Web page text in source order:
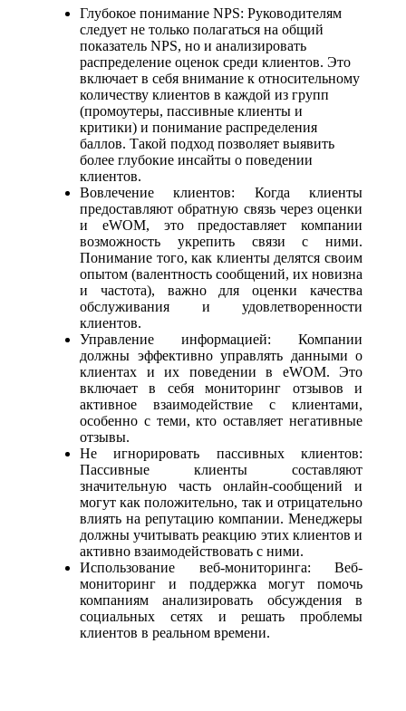
Глубокое понимание NPS: Руководителям
следует не только полагаться на общий
показатель NPS, но и анализировать
распределение оценок среди клиентов. Это
включает в себя внимание к относительному
количеству клиентов в каждой из групп
(промоутеры, пассивные клиенты и
критики) и понимание распределения
баллов. Такой подход позволяет выявить
более глубокие инсайты о поведении
клиентов.
Вовлечение клиентов: Когда клиенты
предоставляют обратную связь через оценки
и eWOM, это предоставляет компании
возможность укрепить связи с ними.
Понимание того, как клиенты делятся своим
опытом (валентность сообщений, их новизна
и частота), важно для оценки качества
обслуживания и удовлетворенности
клиентов.
Управление информацией: Компании
должны эффективно управлять данными о
клиентах и их поведении в eWOM. Это
включает в себя мониторинг отзывов и
активное взаимодействие с клиентами,
особенно с теми, кто оставляет негативные
отзывы.
Не игнорировать пассивных клиентов:
Пассивные клиенты составляют
значительную часть онлайн-сообщений и
могут как положительно, так и отрицательно
влиять на репутацию компании. Менеджеры
должны учитывать реакцию этих клиентов и
активно взаимодействовать с ними.
Использование веб-мониторинга: Веб-
мониторинг и поддержка могут помочь
компаниям анализировать обсуждения в
социальных сетях и решать проблемы
клиентов в реальном времени.